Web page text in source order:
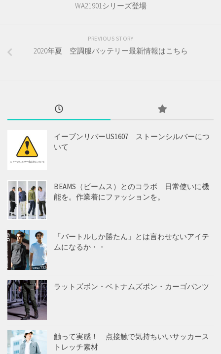
WA21901シリーズ登場
PREVIOUS STORY
2020年夏 空調服バッテリー最新情報はこちら
イーブンリバーUS1607 ストーンシルバーにつ
いて
BEAMS（ビームス）とのコラボ 日常使いに機
能を。作業着にファッションを。
「バートルしか勝たん」とは言わせないアイテ
ムになるか・・
ラットズボン・ベトナムズボン・カーゴパンツ
触って実感！ 点接触で気持ちいいサッカース
トレッチ素材